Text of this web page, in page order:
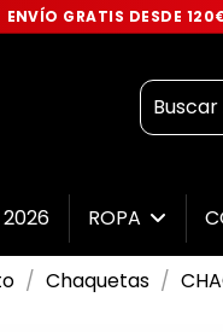
ENVÍO GRATIS DESDE
2026 ROPA
Chaquetas